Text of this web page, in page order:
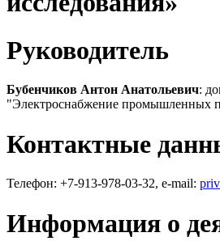
Руководитель
Бубенчиков Антон Анатольевич:
"Электроснабжение промышленных
Контактные
Телефон: +7-913-978-03-32, e-mail:
Информация о